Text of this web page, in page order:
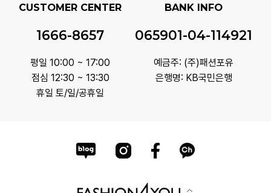
CUSTOMER CENTER
1666-8657
평일 10:00 ~ 17:00
점심 12:30 ~ 13:30
휴일 토/일/공휴일
BANK INFO
065901-04-114921
예금주: (주)패션포유
은행명: KB국민은행